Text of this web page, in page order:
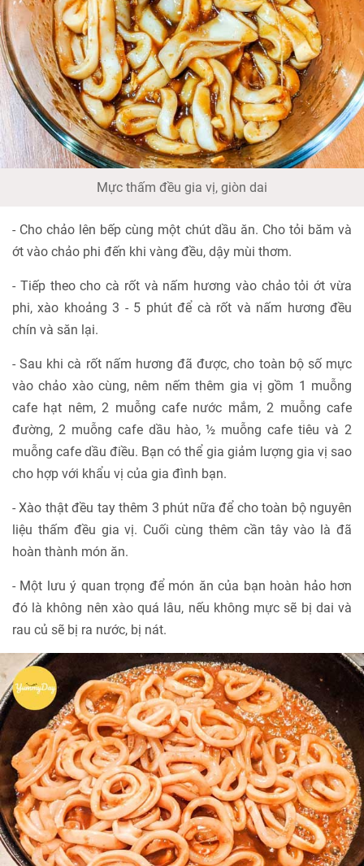
Mực thấm đều gia vị, giòn dai
- Cho chảo lên bếp cùng một chút dầu ăn. Cho tỏi băm và
ớt vào chảo phi đến khi vàng đều, dậy mùi thơm.
- Tiếp theo cho cà rốt và nấm hương vào chảo tỏi ớt vừa
phi, xào khoảng 3 - 5 phút để cà rốt và nấm hương đều
chín và săn lại.
- Sau khi cà rốt nấm hương đã được, cho toàn bộ số mực
vào chảo xào cùng, nêm nếm thêm gia vị gồm 1 muỗng
cafe hạt nêm, 2 muỗng cafe nước mắm, 2 muỗng cafe
đường, 2 muỗng cafe dầu hào, ½ muỗng cafe tiêu và 2
muỗng cafe dầu điều. Bạn có thể gia giảm lượng gia vị sao
cho hợp với khẩu vị của gia đình bạn.
- Xào thật đều tay thêm 3 phút nữa để cho toàn bộ nguyên
liệu thấm đều gia vị. Cuối cùng thêm cần tây vào là đã
hoàn thành món ăn.
- Một lưu ý quan trọng để món ăn của bạn hoàn hảo hơn
đó là không nên xào quá lâu, nếu không mực sẽ bị dai và
rau củ sẽ bị ra nước, bị nát.